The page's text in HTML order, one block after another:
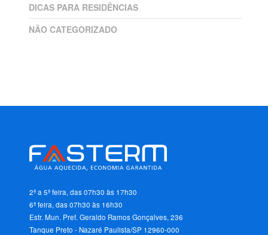
DICAS PARA RESIDÊNCIAS
NÃO CATEGORIZADO
2ª a 5ª feira, das 07h30 às 17h30
6ª feira, das 07h30 às 16h30
Estr. Mun. Pref. Geraldo Ramos Gonçalves, 236
Tanque Preto - Nazaré Paulista/SP 12960-000